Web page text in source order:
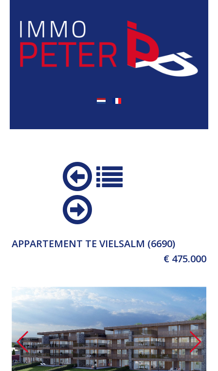
APPARTEMENT TE VIELSALM (6690)
€ 475.000